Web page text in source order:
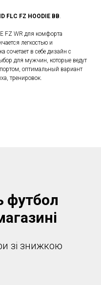
FLC FZ HOODIE BB.
FZ WR для комфорта
легкостью и
в себе дизайн с
для мужчин, которые ведут
оптимальный вариант
тренировок.
футбол
зі знижкою